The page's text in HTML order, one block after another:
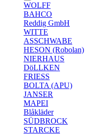
WOLFF
BAHCO
Reddig GmbH
WITTE
ASSCHWABE
HESON (Robolan)
NIERHAUS
DöLLKEN
FRIESS
BOLTA (APU)
JANSER
MAPEI
Blåkläder
SÜDBROCK
STARCKE